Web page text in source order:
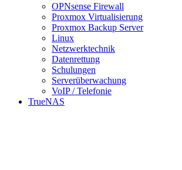
OPNsense Firewall
Proxmox Virtualisierung
Proxmox Backup Server
Linux
Netzwerktechnik
Datenrettung
Schulungen
Serverüberwachung
VoIP / Telefonie
TrueNAS